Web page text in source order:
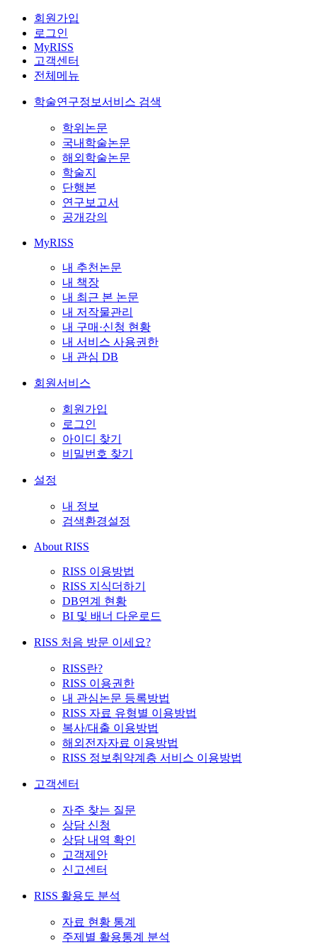
회원가입
로그인
MyRISS
고객센터
전체메뉴
학술연구정보서비스 검색
학위논문
국내학술논문
해외학술논문
학술지
단행본
연구보고서
공개강의
MyRISS
내 추천논문
내 책장
내 최근 본 논문
내 저작물관리
내 구매·신청 현황
내 서비스 사용권한
내 관심 DB
회원서비스
회원가입
로그인
아이디 찾기
비밀번호 찾기
설정
내 정보
검색환경설정
About RISS
RISS 이용방법
RISS 지식더하기
DB연계 현황
BI 및 배너 다운로드
RISS 처음 방문 이세요?
RISS란?
RISS 이용권한
내 관심논문 등록방법
RISS 자료 유형별 이용방법
복사/대출 이용방법
해외전자자료 이용방법
RISS 정보취약계층 서비스 이용방법
고객센터
자주 찾는 질문
상담 신청
상담 내역 확인
고객제안
신고센터
RISS 활용도 분석
자료 현황 통계
주제별 활용통계 분석